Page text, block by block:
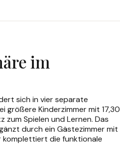
im
sich in vier separate
größere Kinderzimmer mit 17,30
zum Spielen und Lernen. Das
durch ein Gästezimmer mit
komplettiert die funktionale